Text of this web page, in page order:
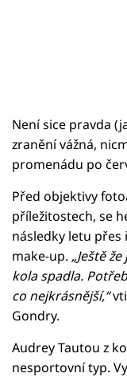
Není sice pravda
zranění vážná,
promenádu po
Před objektivy
příležitostech, se
následky letu přes
make-up. „Ještě
kola spadla.
co nejkrásnější,“
Gondry.
Audrey Tautou z
nesportovní typ.